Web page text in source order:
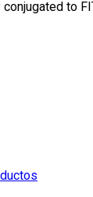
conjugated to